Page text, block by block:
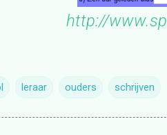
http://
leraar ouders schrijven